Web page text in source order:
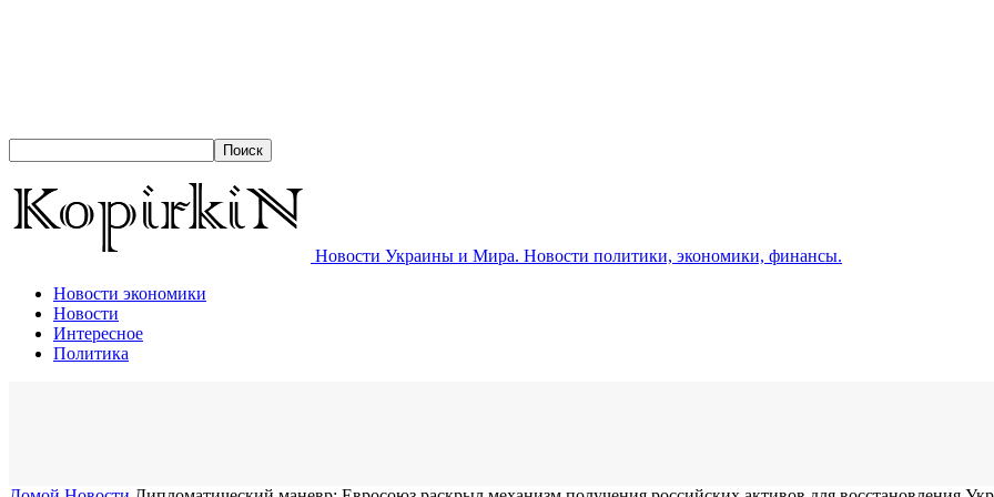
Новости Украины и Мира. Новости политики, экономики, финансы.
Новости экономики
Новости
Интересное
Политика